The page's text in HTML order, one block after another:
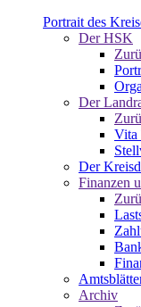
Portrait des
Der HSK
Der
Vita
Der
Finanzen
Archiv